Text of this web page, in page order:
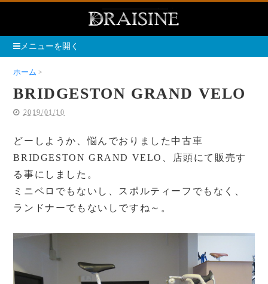
メニューを開く
ホーム
BRIDGESTON GRAND VELO
2019/01/10
どーしようか、悩んでおりました中古車
BRIDGESTON GRAND VELO、店頭にて販売す
る事にしました。
ミニベロでもないし、スポルティーフでもなく、
ランドナーでもないしですね～。